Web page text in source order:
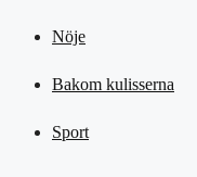
Nöje
Bakom kulisserna
Sport